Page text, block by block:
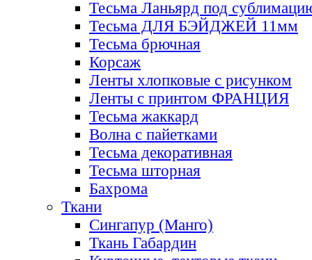
Тесьма Ланьярд под
Тесьма ДЛЯ БЭЙДЖЕЙ 11мм
Тесьма брючная
Корсаж
Ленты хлопковые с рисунком
Ленты с принтом ФРАНЦИЯ
Тесьма жаккард
Волна с пайетками
Тесьма декоративная
Тесьма шторная
Бахрома
Ткани
Сингапур (Манго)
Ткань Габардин